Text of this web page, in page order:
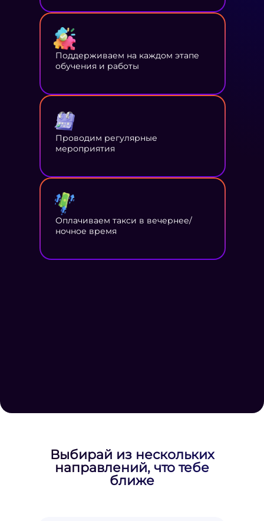
Поддерживаем на каждом этапе
обучения и работы
Проводим регулярные
мероприятия
Оплачиваем такси в вечернее/
ночное время
Выбирай из нескольких
направлений, что тебе
ближе